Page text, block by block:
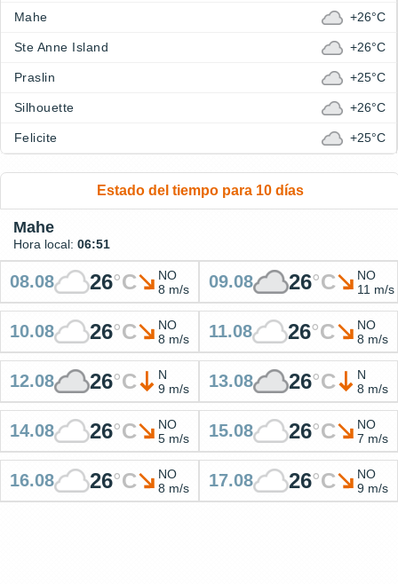
Mahe +26°C
Ste Anne Island +26°C
Praslin +25°C
Silhouette +26°C
Felicite +25°C
Estado del tiempo para 10 días
Mahe
Hora local: 06:51
08.08 26°C
NO
8 m/s
09.08 26°C
NO
11 m/s
10.08 26°C
NO
8 m/s
11.08 26°C
NO
8 m/s
12.08 26°C
N
9 m/s
13.08 26°C
N
8 m/s
14.08 26°C
NO
5 m/s
15.08 26°C
NO
7 m/s
16.08 26°C
NO
8 m/s
17.08 26°C
NO
9 m/s